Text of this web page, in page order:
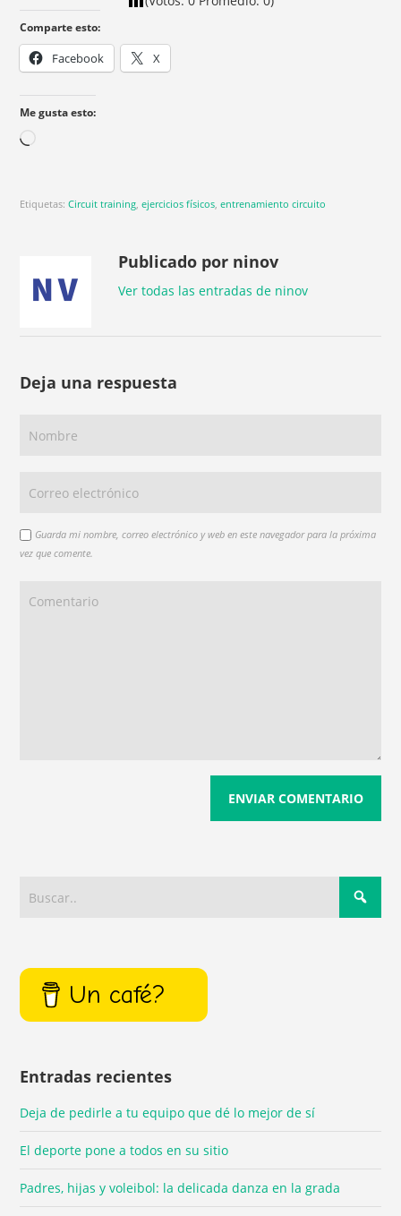
Comparte esto:
Facebook X
Me gusta esto:
Etiquetas:Circuit training,ejercicios físicos,entrenamiento circuito
Publicado por ninov
Ver todas las entradas de ninov
Deja una respuesta
Guarda mi nombre, correo electrónico y web en este navegador para la próxima
vez que comente.
Un café?
Entradas recientes
Deja de pedirle a tu equipo que dé lo mejor de sí
El deporte pone a todos en su sitio
Padres, hijas y voleibol: la delicada danza en la grada